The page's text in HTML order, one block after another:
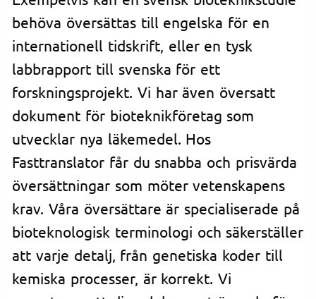
behöva översättas till engelska för en
internationell tidskrift, eller en tysk
labbrapport till svenska för ett
forskningsprojekt. Vi har även översatt
dokument för bioteknikföretag som
utvecklar nya läkemedel. Hos
Fasttranslator får du snabba och prisvärda
översättningar som möter vetenskapens
krav. Våra översättare är specialiserade på
bioteknologisk terminologi och säkerställer
att varje detalj, från genetiska koder till
kemiska processer, är korrekt. Vi